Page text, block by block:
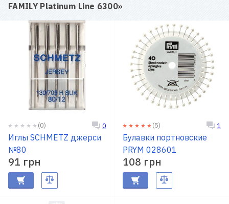
FAMILY Platinum Line 6300»
(0) 0
Иглы SCHMETZ джерси
№80
91 грн
(5) 1
Булавки портновские
PRYM 028601
108 грн